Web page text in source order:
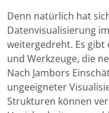
Denn natürlich hat
Datenvisualisierung
weitergedreht. Es gibt
und Werkzeuge, die
Nach Jambors
ungeeigneter
Strukturen können